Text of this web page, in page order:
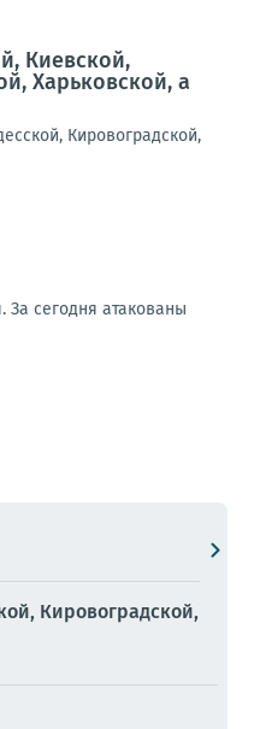
Киевской,
Харьковской, а
Кировоградской,
За сегодня атакованы
Кировоградской,